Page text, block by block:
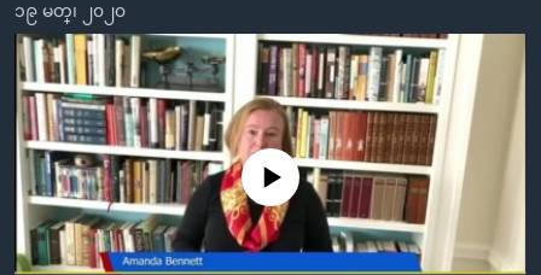
သို့
ကျော်
ကြည့်
ရန်
ပင်မ
ညွန်း
စာမျက်နှာ
အစ္စရေး-ပါလက်စတိုင်း
အင်္ဂလိပ်စာလေ့လာမယ်
အမေရိကန်သုံးအီဒီယံ
မကြေးမုံရဲ့ အင်္ဂလိပ်စာ
ရုပ်ရှင်ထဲက အင်္ဂလိပ်စာ
သုတပဒေသာ အင်္ဂလိပ်စာ
အပတ်စဉ်ကဏ္ဍများ
ရေဒီယို
တီဗွီ
ရေဒီယိုနှင့်ရုပ်သံ အချက်အလက်များ
ရေဒီယို/တီဗွီအစီအစဉ်
Learning English
၁၉ မတ္၊ ၂၀၂၀
No media source currently available